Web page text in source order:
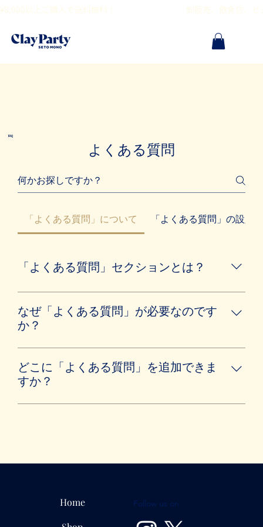
¥8,000以上ご購入で送料無料！                                        卸販売
FAQ
よくある質問
「よくある質問」について 「よくある質問」の設定
「よくある質問」セクションとは？
「よくある質問」セクションは「配送料はいくらです
か？」「営業時間はいつですか？」や「どのようにし
てサービスを予約したらいいですか？」など、あなた
る場所として利用できます。
なぜ「よくある質問」が必要なのです
か？
「よくある質問」を追加すると、サイト訪問者があな
たのビジネスに関する質問の答えをすばやく見つける
ことができるため、サイトでのユーザー体験の向上に
どこに「よくある質問」を追加できま
すか？
「よくある質問」はサイトや Wix モバイルアプリのど
Home
Follow us on